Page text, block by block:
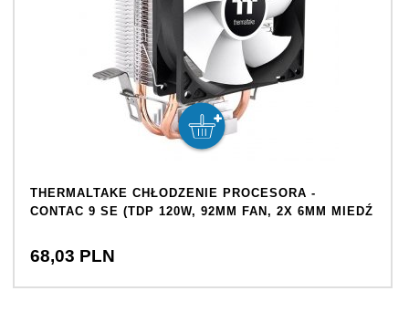
THERMALTAKE CHŁODZENIE PROCESORA -
CONTAC 9 SE (TDP 120W, 92MM FAN, 2X 6MM MIEDŹ
68,03 PLN